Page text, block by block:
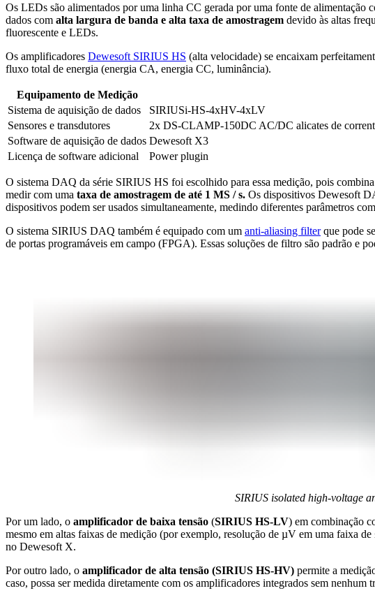
Os LEDs são alimentados por uma linha CC gerada por uma fonte de alimentação
dados com alta largura de banda e alta taxa de amostragem devido às altas
fluorescente e LEDs.
Os amplificadores Dewesoft SIRIUS HS (alta velocidade) se encaixam
fluxo total de energia (energia CA, energia CC, luminância).
Equipamento de Medição
Sistema de aquisição de dados
SIRIUSi-HS-4xHV-4xLV
Sensores e transdutores
2x DS-CLAMP-150DC AC/DC alicates de
Software de aquisição de dados Dewesoft X3
Licença de software adicional
Power plugin
O sistema DAQ da série SIRIUS HS foi escolhido para essa medição, pois
medir com uma taxa de amostragem de até 1 MS / s. Os dispositivos Dewesoft
dispositivos podem ser usados simultaneamente, medindo diferentes parâmetros
O sistema SIRIUS DAQ também é equipado com um anti-aliasing filterque pode
de portas programáveis em campo (FPGA). Essas soluções de filtro são padrão e
SIRIUS isolated high-voltage
Por um lado, o amplificador de baixa tensão (SIRIUS HS-LV) em combinação
mesmo em altas faixas de medição (por exemplo, resolução de µV em uma faixa
no Dewesoft X.
Por outro lado, o amplificador de alta tensão (SIRIUS HS-HV) permite a
caso, possa ser medida diretamente com os amplificadores integrados sem nenhum